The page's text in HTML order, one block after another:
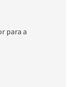
para a